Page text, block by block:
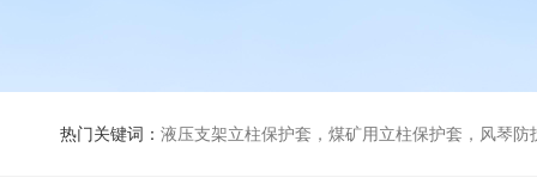
热门关键词： 液压支架立柱保护套，煤矿用立柱保护套，风琴